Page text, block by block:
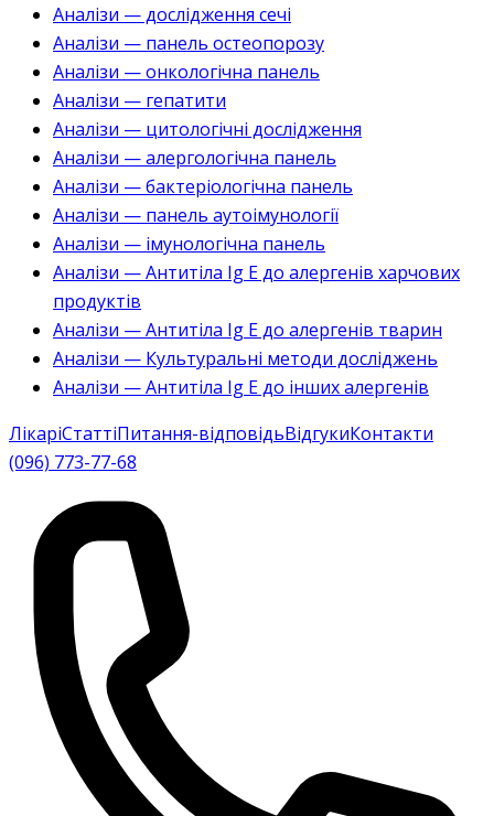
Аналізи — дослідження сечі
Аналізи — панель остеопорозу
Аналізи — онкологічна панель
Аналізи — гепатити
Аналізи — цитологічні дослідження
Аналізи — алергологічна панель
Аналізи — бактеріологічна панель
Аналізи — панель аутоімунології
Аналізи — імунологічна панель
Аналізи — Антитіла Ig E до алергенів харчових
продуктів
Аналізи — Антитіла Ig E до алергенів тварин
Аналізи — Культуральні методи досліджень
Аналізи — Антитіла Ig E до інших алергенів
ЛікаріСтаттіПитання-відповідьВідгукиКонтакти
(096) 773-77-68